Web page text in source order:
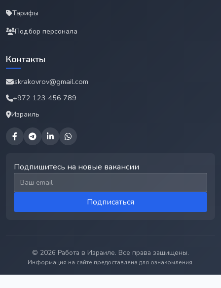
Тарифы
Подбор персонала
Контакты
iskrakovrov@gmail.com
+972 123 456 789
Израиль
Подпишитесь на новые вакансии
Email для подписки
Подписаться
© 2026 Работа в Израиле. Все права защищены.
Информация на сайте предоставлена для ознакомления.